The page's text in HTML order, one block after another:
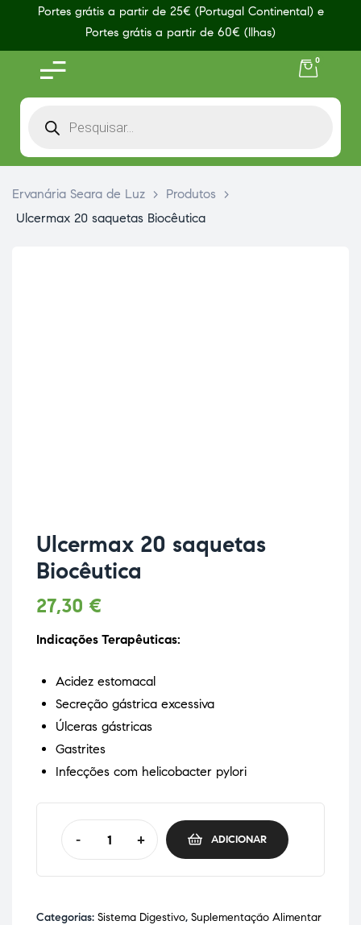
Portes grátis a partir de 25€ (Portugal Continental) e
Portes grátis a partir de 60€ (Ilhas)
0
Ervanária Seara de Luz > Produtos
>
Ulcermax 20 saquetas Biocêutica
Ulcermax 20 saquetas
Biocêutica
27,30 €
Indicações Terapêuticas:
Acidez estomacal
Secreção gástrica excessiva
Úlceras gástricas
Gastrites
Infecções com helicobacter pylori
- + ADICIONAR
Categorias: Sistema Digestivo, Suplementação Alimentar